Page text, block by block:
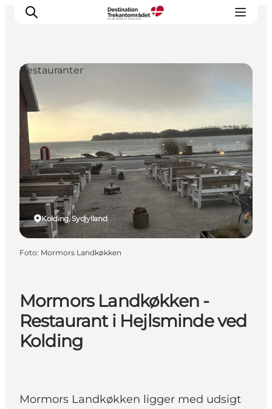
LEGOLAND® Billund Resort
Byer
Det sker
Overnatning
Planlæg din rejse
Køb
Mormors Landkøkken -
Restaurant i Hejlsminde ved
Kolding
Mormors Landkøkken ligger med udsigt
Kolding, Sydjylland
Restauranter
Foto: Mormors Landkøkken